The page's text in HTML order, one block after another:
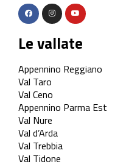
Le vallate
Appennino Reggiano
Val Taro
Val Ceno
Appennino Parma Est
Val Nure
Val d’Arda
Val Trebbia
Val Tidone